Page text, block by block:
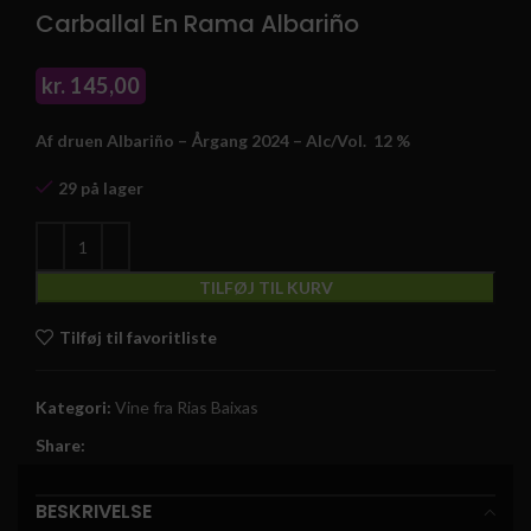
Carballal En Rama Albariño
kr. 145,00
Af druen Albariño – Årgang 2024 – Alc/Vol. 12 %
29 på lager
TILFØJ TIL KURV
Tilføj til favoritliste
Kategori: Vine fra Rias Baixas
Share:
BESKRIVELSE